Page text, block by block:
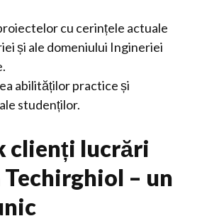
cu cerințele actuale
și ale domeniului Ingineriei
abilităților practice și
studenților.
clienți lucrări
– un